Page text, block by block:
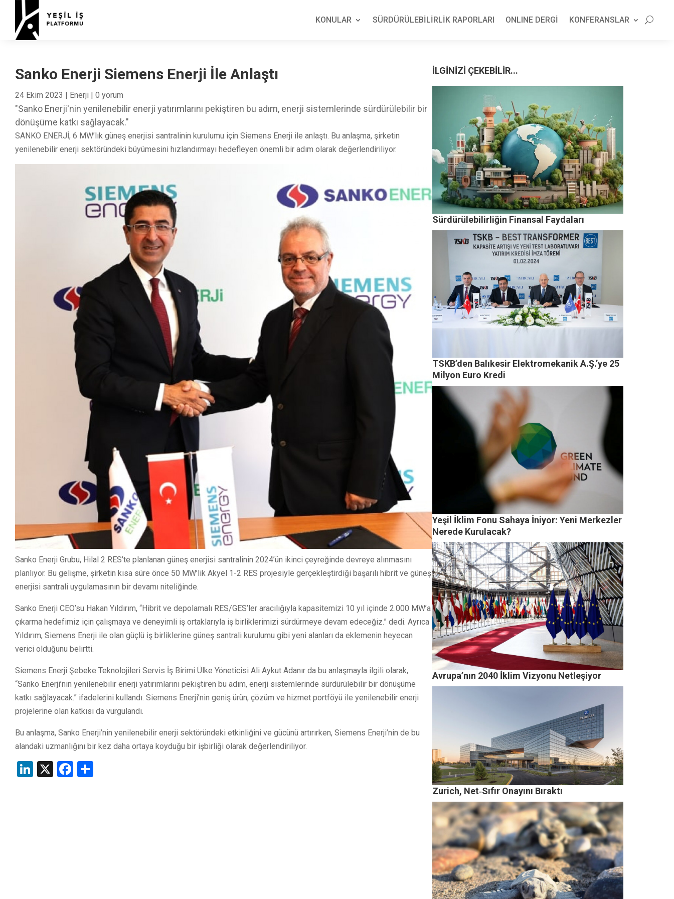
KONULAR SÜRDÜRÜLEBİLİRLİK RAPORLARI ONLINE DERGİ KONFERANSLAR
Sanko Enerji Siemens Enerji İle Anlaştı
24 Ekim 2023 | Enerji | 0 yorum
"Sanko Enerji'nin yenilenebilir enerji yatırımlarını pekiştiren bu adım, enerji sistemlerinde sürdürülebilir bir
dönüşüme katkı sağlayacak."
SANKO ENERJİ, 6 MW’lık güneş enerjisi santralinin kurulumu için Siemens Enerji ile anlaştı. Bu anlaşma, şirketin
yenilenebilir enerji sektöründeki büyümesini hızlandırmayı hedefleyen önemli bir adım olarak değerlendiriliyor.
Sanko Enerji Grubu, Hilal 2 RES’te planlanan güneş enerjisi santralinin 2024’ün ikinci çeyreğinde devreye alınmasını
planlıyor. Bu gelişme, şirketin kısa süre önce 50 MW’lik Akyel 1-2 RES projesiyle gerçekleştirdiği başarılı hibrit ve güneş
enerjisi santrali uygulamasının bir devamı niteliğinde.
Sanko Enerji CEO’su Hakan Yıldırım, “Hibrit ve depolamalı RES/GES’ler aracılığıyla kapasitemizi 10 yıl içinde 2.000 MW’a
çıkarma hedefimiz için çalışmaya ve deneyimli iş ortaklarıyla iş birliklerimizi sürdürmeye devam edeceğiz.” dedi. Ayrıca
Yıldırım, Siemens Enerji ile olan güçlü iş birliklerine güneş santrali kurulumu gibi yeni alanları da eklemenin heyecan
verici olduğunu belirtti.
Siemens Enerji Şebeke Teknolojileri Servis İş Birimi Ülke Yöneticisi Ali Aykut Adanır da bu anlaşmayla ilgili olarak,
“Sanko Enerji’nin yenilenebilir enerji yatırımlarını pekiştiren bu adım, enerji sistemlerinde sürdürülebilir bir dönüşüme
katkı sağlayacak.” ifadelerini kullandı. Siemens Enerji’nin geniş ürün, çözüm ve hizmet portföyü ile yenilenebilir enerji
projelerine olan katkısı da vurgulandı.
Bu anlaşma, Sanko Enerji’nin yenilenebilir enerji sektöründeki etkinliğini ve gücünü artırırken, Siemens Enerji’nin de bu
alandaki uzmanlığını bir kez daha ortaya koyduğu bir işbirliği olarak değerlendiriliyor.
LinkedIn
X Facebook
İLGİNİZİ ÇEKEBİLİR...
Sürdürülebilirliğin Finansal Faydaları
TSKB’den Balıkesir Elektromekanik A.Ş.’ye 25
Milyon Euro Kredi
Yeşil İklim Fonu Sahaya İniyor: Yeni Merkezler
Nerede Kurulacak?
Avrupa’nın 2040 İklim Vizyonu Netleşiyor
Zurich, Net‑Sıfır Onayını Bıraktı